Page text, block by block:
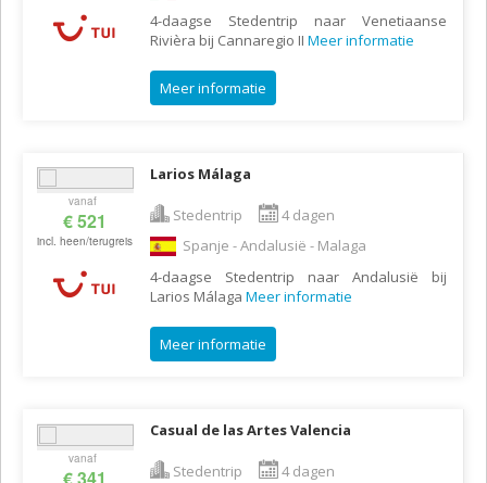
4-daagse Stedentrip naar Venetiaanse
Rivièra bij Cannaregio II Meer informatie
Meer informatie
vanaf
€ 521
incl. heen/terugreis
Larios Málaga
Stedentrip
4 dagen
Spanje - Andalusië - Malaga
4-daagse Stedentrip naar Andalusië bij
Larios Málaga Meer informatie
Meer informatie
vanaf
Casual de las Artes Valencia
Stedentrip
4 dagen